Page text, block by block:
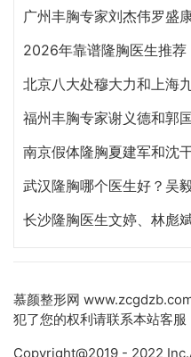
慕颜整形网
犯了您的权利请联系本站客服
Copyright@2019 - 2022